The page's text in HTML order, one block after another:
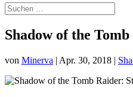
Shadow of the
von Minerva | Apr. 30, 2018 |